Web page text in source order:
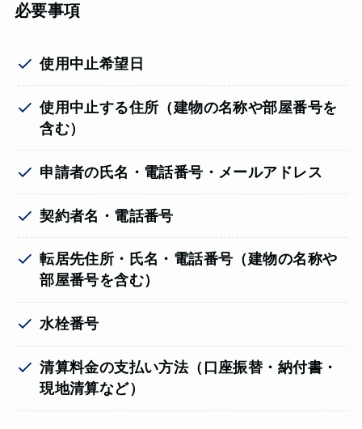
必要事項
使用中止希望日
使用中止する住所（建物の名称や部屋番号を
含む）
申請者の氏名・電話番号・メールアドレス
契約者名・電話番号
転居先住所・氏名・電話番号（建物の名称や
部屋番号を含む）
水栓番号
清算料金の支払い方法（口座振替・納付書・
現地清算など）